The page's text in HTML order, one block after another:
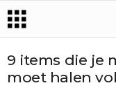
9 items die je
moet halen